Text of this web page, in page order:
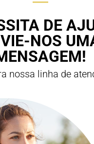
DE
NOS
nossa linha de